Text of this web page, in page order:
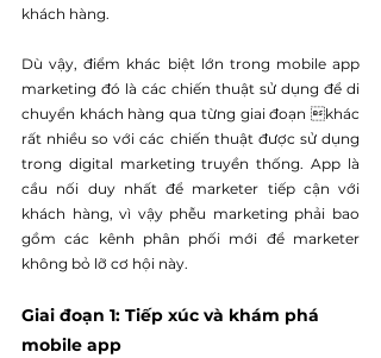
khách hàng.
Dù vậy, điểm khác biệt lớn trong mobile app
marketing đó là các chiến thuật sử dụng để di
chuyển khách hàng qua từng giai đoạn khác
rất nhiều so với các chiến thuật được sử dụng
trong digital marketing truyền thống. App là
cầu nối duy nhất để marketer tiếp cận với
khách hàng, vì vậy phễu marketing phải bao
gồm các kênh phân phối mới để marketer
không bỏ lỡ cơ hội này.
Giai đoạn 1: Tiếp xúc và khám phá
mobile app